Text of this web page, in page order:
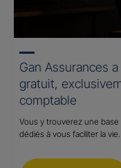
Gan Assurances
gratuit,
comptable
Vous y trouverez une
dédiés à vous faciliter la vie.